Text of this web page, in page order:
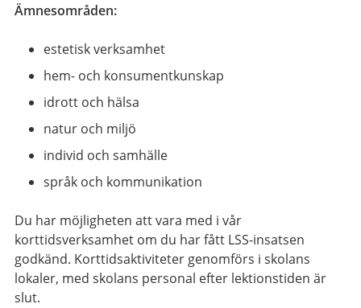
Ämnesområden:
estetisk verksamhet
hem- och konsumentkunskap
idrott och hälsa
natur och miljö
individ och samhälle
språk och kommunikation
Du har möjligheten att vara med i vår
korttidsverksamhet om du har fått LSS-insatsen
godkänd. Korttidsaktiviteter genomförs i skolans
lokaler, med skolans personal efter lektionstiden är
slut.